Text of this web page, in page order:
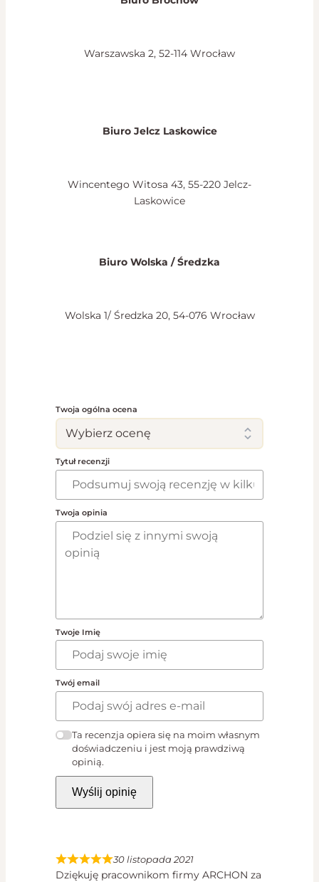
Warszawska 2, 52-114 Wrocław
Biuro Jelcz Laskowice
Wincentego Witosa 43, 55-220 Jelcz-
Laskowice
Biuro Wolska / Średzka
Wolska 1/ Średzka 20, 54-076 Wrocław
Twoja ogólna ocena
Tytuł recenzji
Twoja opinia
Twoje Imię
Twój email
Ta recenzja opiera się na moim własnym
doświadczeniu i jest moją prawdziwą
opinią.
Wyślij opinię
30 listopada 2021
Dziękuję pracownikom firmy ARCHON za